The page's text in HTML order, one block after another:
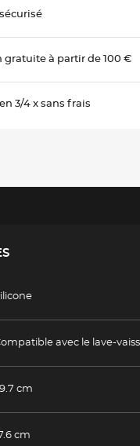
gratuite à partir de 100 €
3/4 x sans frais
avec le lave-
cm
cm